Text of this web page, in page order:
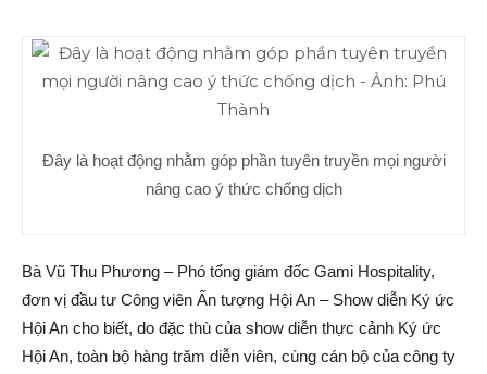
Đây là hoạt động nhằm góp phần tuyên truyền mọi người
nâng cao ý thức chống dịch
Bà Vũ Thu Phương – Phó tổng giám đốc Gami Hospitality,
đơn vị đầu tư Công viên Ấn tượng Hội An – Show diễn Ký ức
Hội An cho biết, do đặc thù của show diễn thực cảnh Ký ức
Hội An, toàn bộ hàng trăm diễn viên, cùng cán bộ của công ty